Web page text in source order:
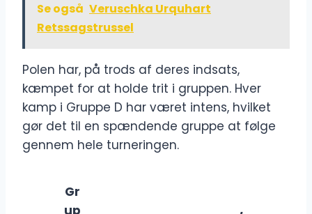
Se også Veruschka Urquhart
Retssagstrussel
Polen har, på trods af deres indsats,
kæmpet for at holde trit i gruppen. Hver
kamp i Gruppe D har været intens, hvilket
gør det til en spændende gruppe at følge
gennem hele turneringen.
Gr